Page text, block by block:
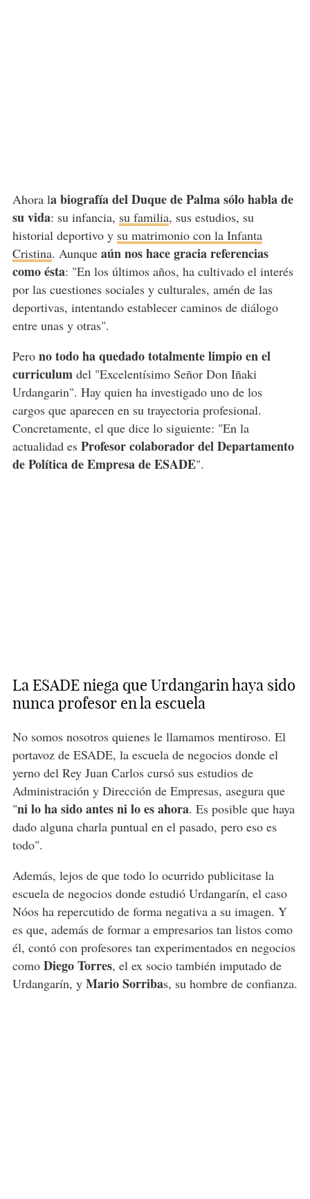
Ahora la biografía del Duque de Palma sólo habla de
su vida: su infancia, su familia, sus estudios, su
historial deportivo y su matrimonio con la Infanta
Cristina. Aunque aún nos hace gracia referencias
como ésta: "En los últimos años, ha cultivado el interés
por las cuestiones sociales y culturales, amén de las
deportivas, intentando establecer caminos de diálogo
entre unas y otras".
Pero no todo ha quedado totalmente limpio en el
curriculum del "Excelentísimo Señor Don Iñaki
Urdangarin". Hay quien ha investigado uno de los
cargos que aparecen en su trayectoria profesional.
Concretamente, el que dice lo siguiente: "En la
actualidad es Profesor colaborador del Departamento
de Política de Empresa de ESADE".
La ESADE niega que Urdangarin haya sido
nunca profesor en la escuela
No somos nosotros quienes le llamamos mentiroso. El
portavoz de ESADE, la escuela de negocios donde el
yerno del Rey Juan Carlos cursó sus estudios de
Administración y Dirección de Empresas, asegura que
"ni lo ha sido antes ni lo es ahora. Es posible que haya
dado alguna charla puntual en el pasado, pero eso es
todo".
Además, lejos de que todo lo ocurrido publicitase la
escuela de negocios donde estudió Urdangarín, el caso
Nóos ha repercutido de forma negativa a su imagen. Y
es que, además de formar a empresarios tan listos como
él, contó con profesores tan experimentados en negocios
como Diego Torres, el ex socio también imputado de
Urdangarín, y Mario Sorribas, su hombre de confianza.